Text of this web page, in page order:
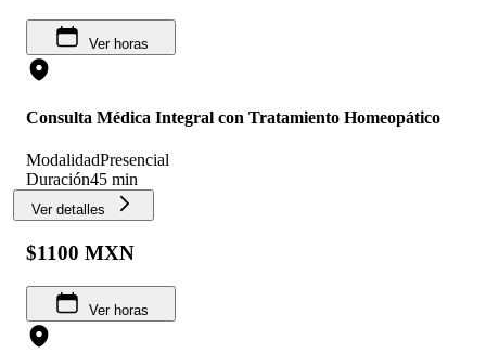
Ver horas
Consulta Médica Integral con Tratamiento Homeopático
ModalidadPresencial
Duración45 min
Ver detalles
$1100 MXN
Ver horas